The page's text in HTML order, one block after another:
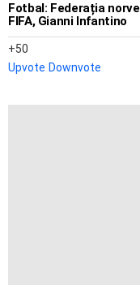
Fotbal: Federația
FIFA, Gianni Infantino
50
Upvote Downvote